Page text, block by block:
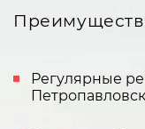
Регулярные